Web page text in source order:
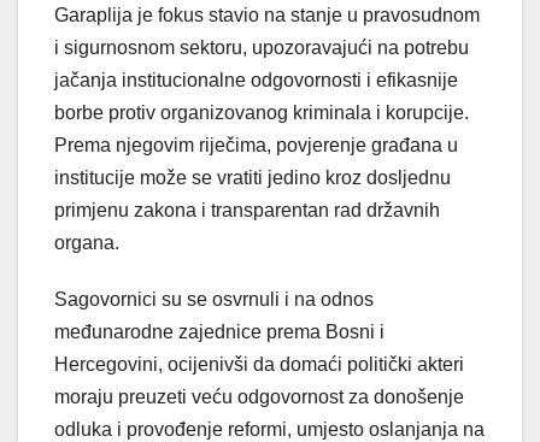
Garaplija je fokus stavio na stanje u pravosudnom
i sigurnosnom sektoru, upozoravajući na potrebu
jačanja institucionalne odgovornosti i efikasnije
borbe protiv organizovanog kriminala i korupcije.
Prema njegovim riječima, povjerenje građana u
institucije može se vratiti jedino kroz dosljednu
primjenu zakona i transparentan rad državnih
organa.
Sagovornici su se osvrnuli i na odnos
međunarodne zajednice prema Bosni i
Hercegovini, ocijenivši da domaći politički akteri
moraju preuzeti veću odgovornost za donošenje
odluka i provođenje reformi, umjesto oslanjanja na